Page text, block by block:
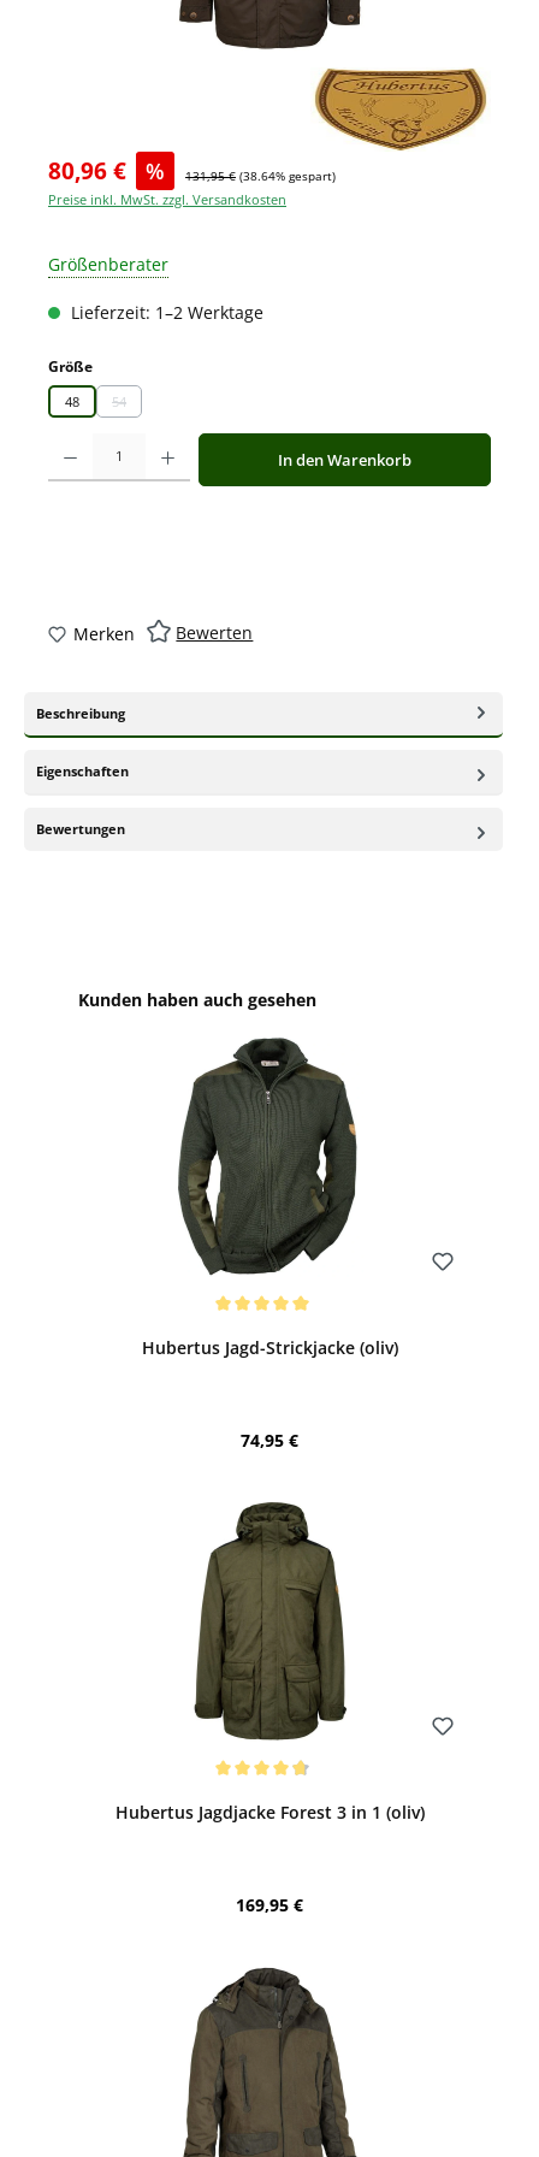
80,96 € % 131,95 € (38.64% gespart)
Preise inkl. MwSt. zzgl. Versandkosten
Größenberater
Lieferzeit: 1–2 Werktage
Größeauswählen
48 54
(Diese Option ist zurzeit nicht verfügbar.)
Produkt Anzahl: Gib den gewünschten Wert ein oder benutze die
In den Warenkorb
Merken Bewerten
Beschreibung
Eigenschaften
Bewertungen
Produktgalerie überspringen
Kunden haben auch gesehen
Hubertus Jagd-Strickjacke (oliv)
Regulärer Preis:
74,95 €
Hubertus Jagdjacke Forest 3 in 1 (oliv)
Regulärer Preis:
169,95 €